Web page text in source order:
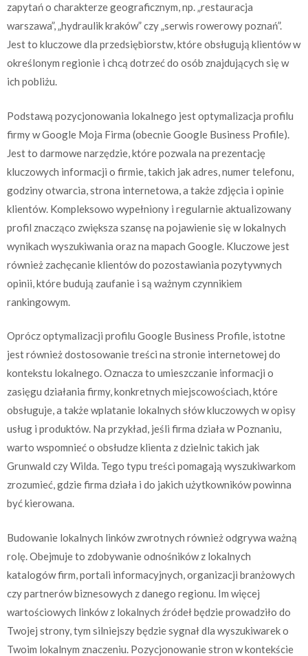
zapytań o charakterze geograficznym, np. „restauracja
warszawa”, „hydraulik kraków” czy „serwis rowerowy poznań”.
Jest to kluczowe dla przedsiębiorstw, które obsługują klientów w
określonym regionie i chcą dotrzeć do osób znajdujących się w
ich pobliżu.
Podstawą pozycjonowania lokalnego jest optymalizacja profilu
firmy w Google Moja Firma (obecnie Google Business Profile).
Jest to darmowe narzędzie, które pozwala na prezentację
kluczowych informacji o firmie, takich jak adres, numer telefonu,
godziny otwarcia, strona internetowa, a także zdjęcia i opinie
klientów. Kompleksowo wypełniony i regularnie aktualizowany
profil znacząco zwiększa szansę na pojawienie się w lokalnych
wynikach wyszukiwania oraz na mapach Google. Kluczowe jest
również zachęcanie klientów do pozostawiania pozytywnych
opinii, które budują zaufanie i są ważnym czynnikiem
rankingowym.
Oprócz optymalizacji profilu Google Business Profile, istotne
jest również dostosowanie treści na stronie internetowej do
kontekstu lokalnego. Oznacza to umieszczanie informacji o
zasięgu działania firmy, konkretnych miejscowościach, które
obsługuje, a także wplatanie lokalnych słów kluczowych w opisy
usług i produktów. Na przykład, jeśli firma działa w Poznaniu,
warto wspomnieć o obsłudze klienta z dzielnic takich jak
Grunwald czy Wilda. Tego typu treści pomagają wyszukiwarkom
zrozumieć, gdzie firma działa i do jakich użytkowników powinna
być kierowana.
Budowanie lokalnych linków zwrotnych również odgrywa ważną
rolę. Obejmuje to zdobywanie odnośników z lokalnych
katalogów firm, portali informacyjnych, organizacji branżowych
czy partnerów biznesowych z danego regionu. Im więcej
wartościowych linków z lokalnych źródeł będzie prowadziło do
Twojej strony, tym silniejszy będzie sygnał dla wyszukiwarek o
Twoim lokalnym znaczeniu. Pozycjonowanie stron w kontekście